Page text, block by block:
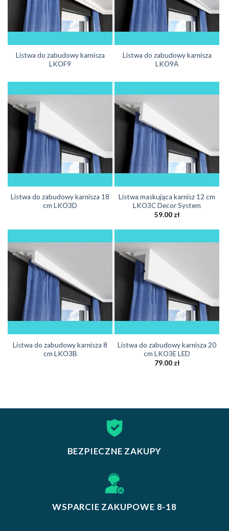
Listwa do zabudowy karnisza
LKOF9
Listwa do zabudowy karnisza
LKO9A
Listwa do zabudowy karnisza 18
cm LKO3D
Listwa maskująca karnisz 12 cm
LKO3C Decor System
59.00zł
Listwa do zabudowy karnisza 8
cm LKO3B
Listwa do zabudowy karnisza 20
cm LKO3E LED
79.00 zł
BEZPIECZNE ZAKUPY
WSPARCIE ZAKUPOWE 8-18